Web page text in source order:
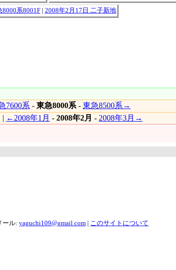
8000系8001F| 2008年2月17日 二子新地
7600系 - 東急8000系 - 東急8500系→
| ←2008年1月 - 2008年2月 - 2008年3月→
ール: yaguchi109@gmail.com このサイトについて